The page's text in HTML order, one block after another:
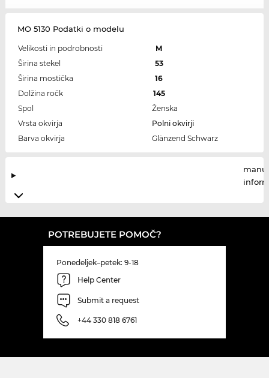
MO 5130 Podatki o modelu
Velikosti in podrobnosti
M
Širina stekel
53
Širina mostička
16
Dolžina ročk
145
Spol
Ženska
Vrsta okvirja
Polni okvirji
Barva okvirja
Glänzend Schwarz
POTREBUJETE POMOČ?
Ponedeljek–petek: 9-18
Help Center
Submit a request
+44 330 818 6761